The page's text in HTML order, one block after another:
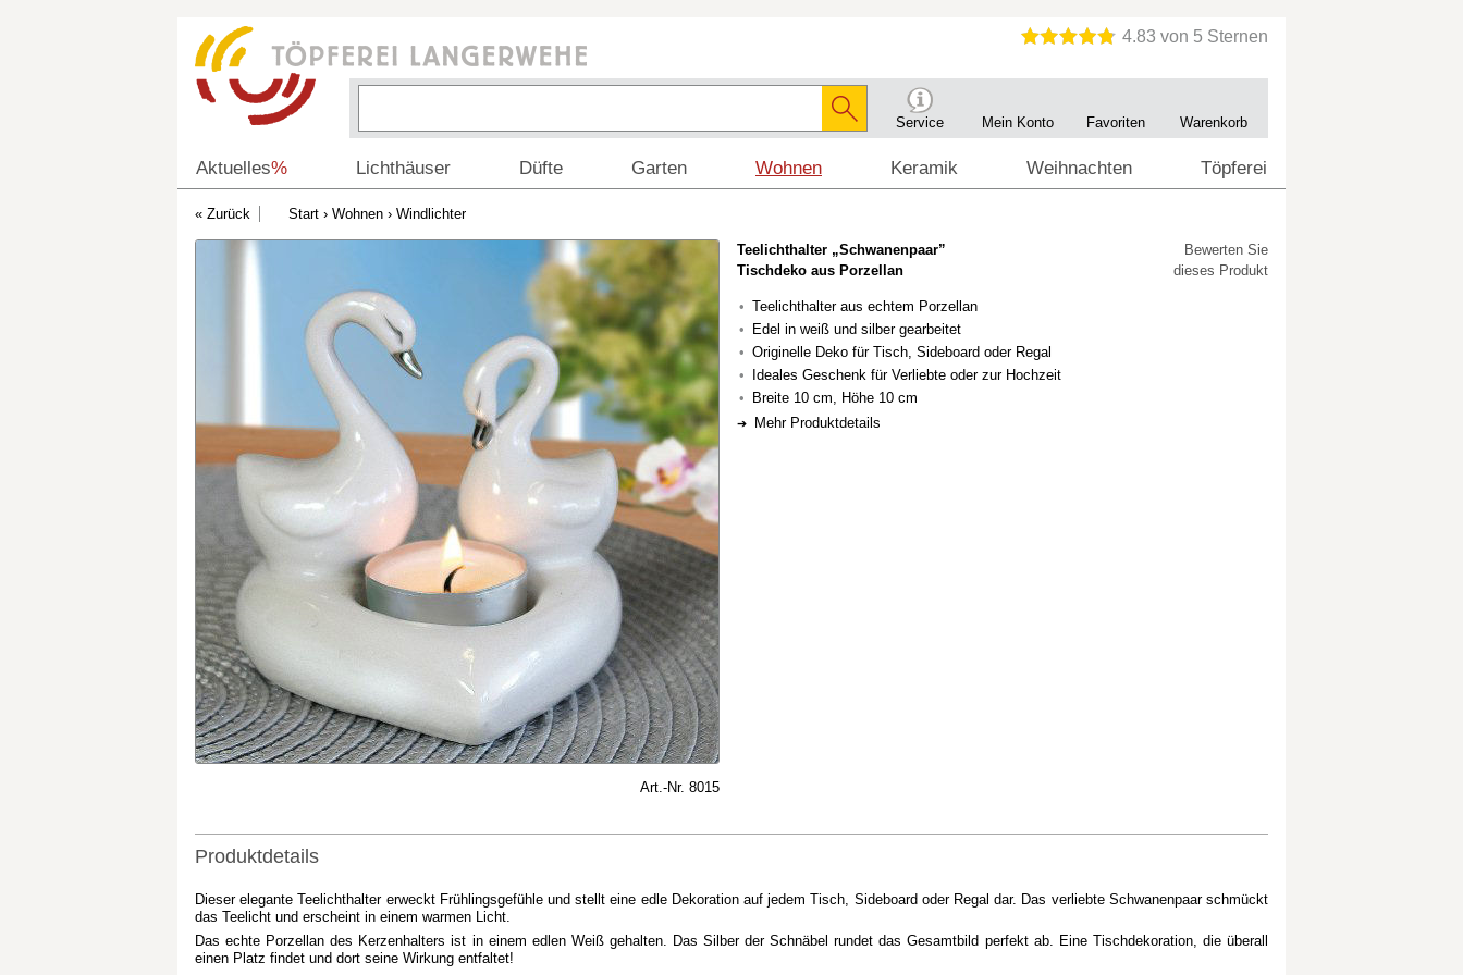
Service Mein Konto Favoriten Warenkorb
Aktuelles% Lichthäuser Düfte Garten Wohnen Keramik Weihnachten Töpferei
Start › Wohnen › Windlichter
Art.-Nr. 8015
Teelichthalter „Schwanenpaar”
Tischdeko aus Porzellan
Teelichthalter aus echtem Porzellan
Edel in weiß und silber gearbeitet
Originelle Deko für Tisch, Sideboard oder Regal
Ideales Geschenk für Verliebte oder zur Hochzeit
Breite 10 cm, Höhe 10 cm
Mehr Produktdetails
Bewerten Sie
dieses Produkt
Produktdetails
Dieser elegante Teelichthalter erweckt Frühlingsgefühle und stellt eine edle Dekoration auf jedem Tisch, Sideboard oder Regal dar. Das verliebte Schwanenpaar schmückt
das Teelicht und erscheint in einem warmen Licht.
Das echte Porzellan des Kerzenhalters ist in einem edlen Weiß gehalten. Das Silber der Schnäbel rundet das Gesamtbild perfekt ab. Eine Tischdekoration, die überall
einen Platz findet und dort seine Wirkung entfaltet!